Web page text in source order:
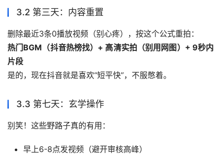
3.2 第三天：内容重置
删除最近3条0播放视频（别心疼），按这个公式重拍：
热门BGM（抖音热榜找）+ 高清实拍（别用网图）+ 9秒内
片段
是的，现在抖音就是喜欢“短平快”，不服憋着。
3.3 第七天：玄学操作
别笑！这些野路子真的有用：
早上6-8点发视频（避开审核高峰）